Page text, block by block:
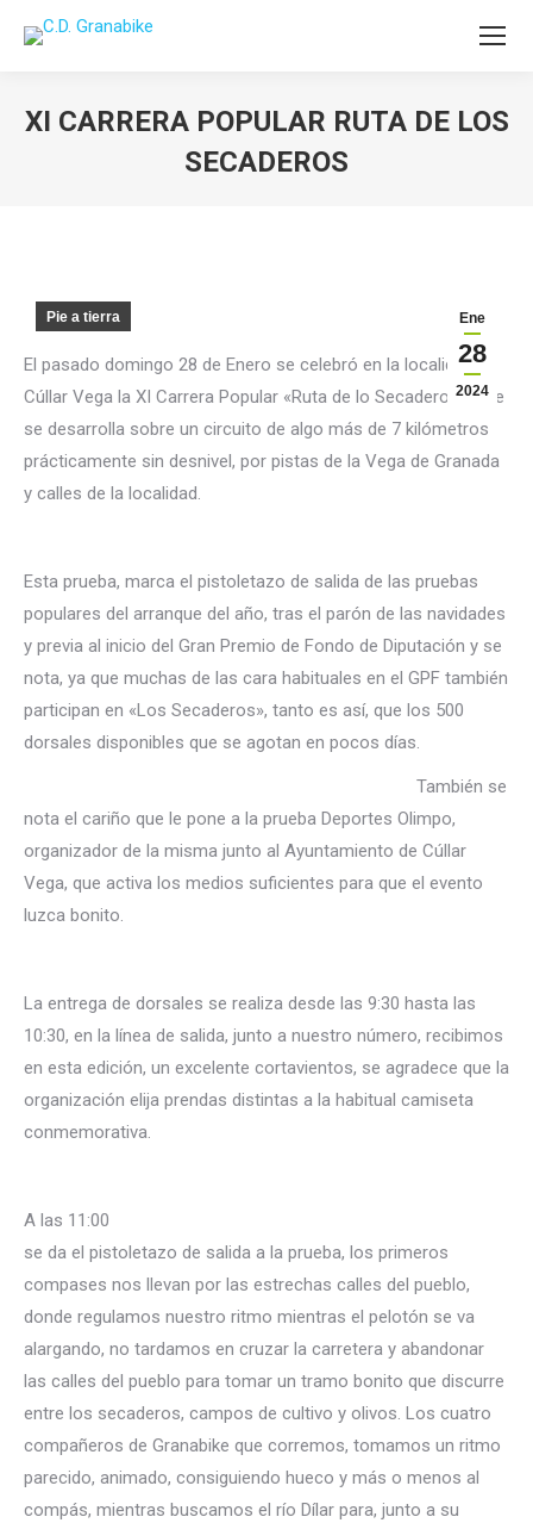
XI CARRERA POPULAR RUTA DE LOS
SECADEROS
Ene
28
2024
Pie a tierra
El pasado domingo 28 de Enero se celebró en la localidad de
Cúllar Vega la XI Carrera Popular «Ruta de lo Secaderos», que
se desarrolla sobre un circuito de algo más de 7 kilómetros
prácticamente sin desnivel, por pistas de la Vega de Granada
y calles de la localidad.
Esta prueba, marca el pistoletazo de salida de las pruebas
populares del arranque del año, tras el parón de las navidades
y previa al inicio del Gran Premio de Fondo de Diputación y se
nota, ya que muchas de las cara habituales en el GPF también
participan en «Los Secaderos», tanto es así, que los 500
dorsales disponibles que se agotan en pocos días.
También se
nota el cariño que le pone a la prueba Deportes Olimpo,
organizador de la misma junto al Ayuntamiento de Cúllar
Vega, que activa los medios suficientes para que el evento
luzca bonito.
La entrega de dorsales se realiza desde las 9:30 hasta las
10:30, en la línea de salida, junto a nuestro número, recibimos
en esta edición, un excelente cortavientos, se agradece que la
organización elija prendas distintas a la habitual camiseta
conmemorativa.
A las 11:00
se da el pistoletazo de salida a la prueba, los primeros
compases nos llevan por las estrechas calles del pueblo,
donde regulamos nuestro ritmo mientras el pelotón se va
alargando, no tardamos en cruzar la carretera y abandonar
las calles del pueblo para tomar un tramo bonito que discurre
entre los secaderos, campos de cultivo y olivos. Los cuatro
compañeros de Granabike que corremos, tomamos un ritmo
parecido, animado, consiguiendo hueco y más o menos al
compás, mientras buscamos el río Dílar para, junto a su